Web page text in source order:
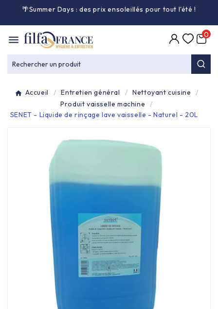
🌴Summer Days : des prix ensoleillés pour tout l'été!

Entretien général
Équipement & matériel 
Collecte des déchets 
Produit d'accueil
Hygiène mains 
Alimentaire & jetable 
Équipement cuisine pro 
PROMOTION
Les nouveaux produits
Rechercher un produit
0
Accueil Entretien général
Nettoyant cuisine
Produit vaisselle machine
SENET - Liquide de rinçage lave vaisselle - Naturel - 20L